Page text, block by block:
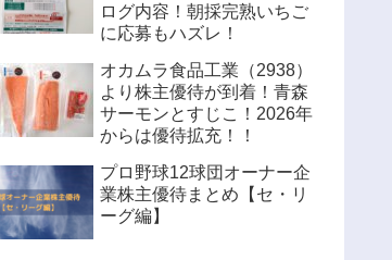
ログ内容！朝採完熟いちご
に応募もハズレ！
オカムラ食品工業（2938）
より株主優待が到着！青森
サーモンとすじこ！2026年
からは優待拡充！！
プロ野球12球団オーナー企
業株主優待まとめ【セ・リ
ーグ編】